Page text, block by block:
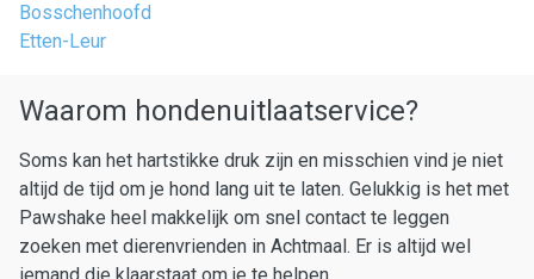
Bosschenhoofd
Etten-Leur
Waarom hondenuitlaatservice?
Soms kan het hartstikke druk zijn en misschien vind je niet
altijd de tijd om je hond lang uit te laten. Gelukkig is het met
Pawshake heel makkelijk om snel contact te leggen
zoeken met dierenvrienden in Achtmaal. Er is altijd wel